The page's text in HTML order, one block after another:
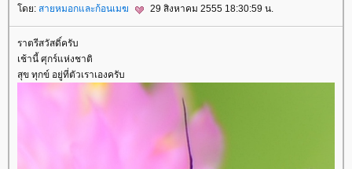
ดย: สายหมอกและก้อนเมฆ 29 สิงหาคม 2555 18:30:59 น.
ราตรีสวัสดิ์ครับ
เช้านี้ ศุกร์แห่งชาติ
สุข ทุกข์ อยู่ที่ตัวเราเองครับ